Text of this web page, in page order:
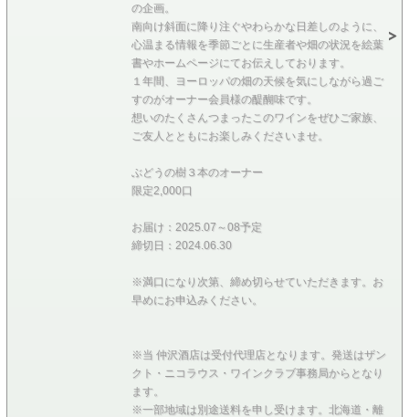
の企画。
南向け斜面に降り注ぐやわらかな日差しのように、
心温まる情報を季節ごとに生産者や畑の状況を絵葉
書やホームページにてお伝えしております。
１年間、ヨーロッパの畑の天候を気にしながら過ご
すのがオーナー会員様の醍醐味です。
想いのたくさんつまったこのワインをぜひご家族、
ご友人とともにお楽しみくださいませ。
ぶどうの樹３本のオーナー
限定2,000口
お届け：2025.07～08予定
締切日：2024.06.30
※満口になり次第、締め切らせていただきます。お
早めにお申込みください。
※当 仲沢酒店は受付代理店となります。発送はザン
クト・ニコラウス・ワインクラブ事務局からとなり
ます。
※一部地域は別途送料を申し受けます。北海道・離